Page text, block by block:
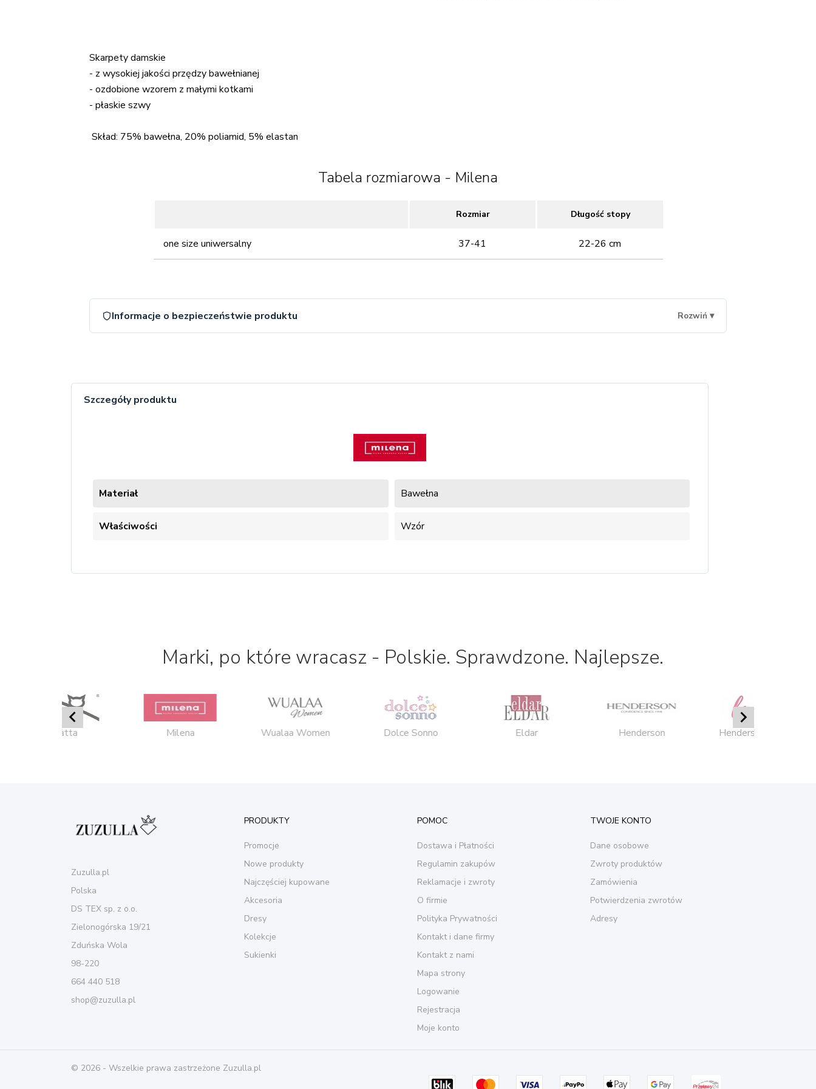
Skarpety damskie
- z wysokiej jakości przędzy bawełnianej
- ozdobione wzorem z małymi kotkami
- płaskie szwy
Skład: 75% bawełna, 20% poliamid, 5% elastan
Tabela rozmiarowa - Milena
Rozmiar Długość stopy
one size uniwersalny 37-41 22-26 cm
Informacje o bezpieczeństwie produktu
Szczegóły produktu
Materiał Bawełna
Właściwości Wzór
Marki, po które wracasz - Polskie. Sprawdzone. Najlepsze.

Gatta Milena Wualaa Women Dolce Sonno Eldar Henderson Henderson Ladies

Zuzulla.pl
Polska
DS TEX sp. z o.o.
Zielonogórska 19/21
Zduńska Wola
98-220
664 440 518
shop@zuzulla.pl
PRODUKTY
Promocje
Nowe produkty
Najczęściej kupowane
Akcesoria
Dresy
Kolekcje
Sukienki
POMOC
Dostawa i Płatności
Regulamin zakupów
Reklamacje i zwroty
O firmie
Polityka Prywatności
Kontakt i dane firmy
Kontakt z nami
Mapa strony
Logowanie
Rejestracja
Moje konto
TWOJE KONTO
Dane osobowe
Zwroty produktów
Zamówienia
Potwierdzenia zwrotów
Adresy
© 2026 - Wszelkie prawa zastrzeżone Zuzulla.pl